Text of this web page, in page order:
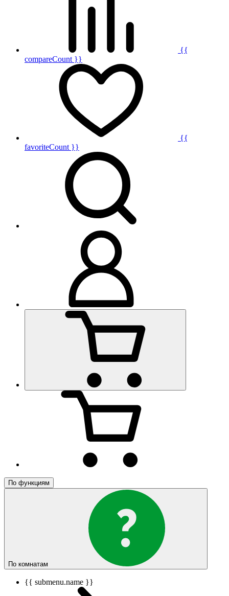
{{
compareCount }}
{{
favoriteCount }}
По функциям
По комнатам
{{ submenu.name }}